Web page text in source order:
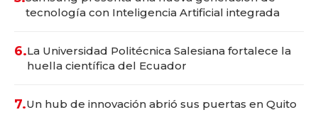
tecnología con Inteligencia Artificial integrada
6.La Universidad Politécnica Salesiana fortalece la
huella científica del Ecuador
7.Un hub de innovación abrió sus puertas en Quito